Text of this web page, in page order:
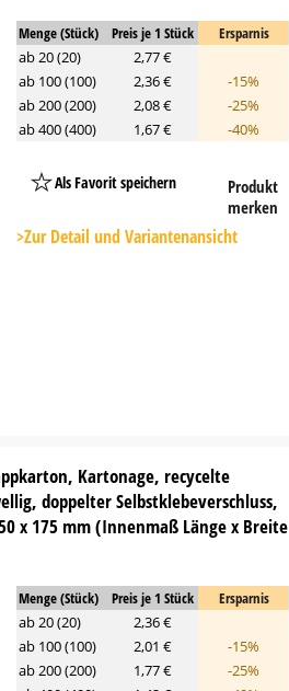
Menge (Stück) Preis je 1 Stück
Ersparnis
ab 20 (20)
2,77 €
ab 100 (100)
2,36 €
-15%
ab 200 (200)
2,08 €
-25%
ab 400 (400)
1,67 € -40%
Als Favorit speichern
Button
Produkt
merken
>Zur Detail und Variantenansicht
Kartonage, recycelte
doppelter Selbstklebeverschluss,
x 175 mm (Innenmaß Länge x Breite
Menge (Stück) Preis je 1 Stück
Ersparnis
ab 20 (20)
2,36 €
ab 100 (100)
2,01 €
-15%
ab 200 (200)
1,77 €
-25%